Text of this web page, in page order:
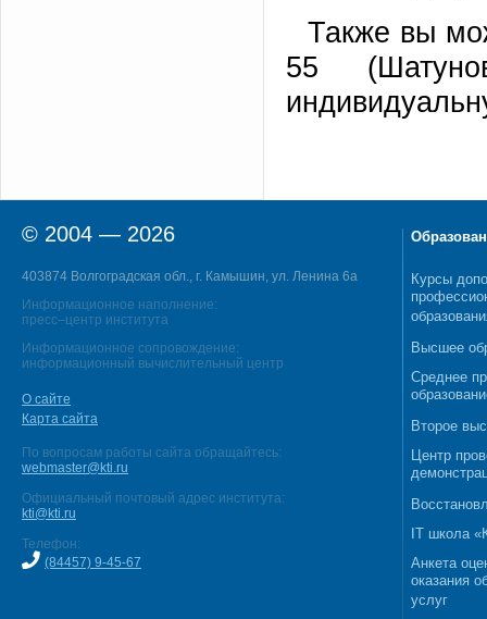
Также вы
55
© 2004 — 2026
403874 Волгоградская обл., г. Камышин, ул. Ленина 6а
Информационное наполнение:
пресс–центр института
Информационное сопровождение:
информационный вычислительный центр
О сайте
Карта сайта
По вопросам работы сайта обращайтесь:
webmaster@kti.ru
Официальный почтовый адрес института:
kti@kti.ru
Телефон:
(84457) 9-45-67
Курсы
Высшее
Среднее
Второе
Центр
IT школа
Анкета
оказания
услуг